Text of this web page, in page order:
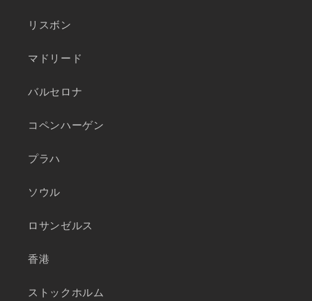
リスボン
マドリード
バルセロナ
コペンハーゲン
プラハ
ソウル
ロサンゼルス
香港
ストックホルム